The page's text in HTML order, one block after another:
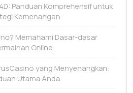
Panduan Komprehensif untuk
Kemenangan
Memahami Dasar-dasar
Online
yang Menyenangkan:
Utama Anda